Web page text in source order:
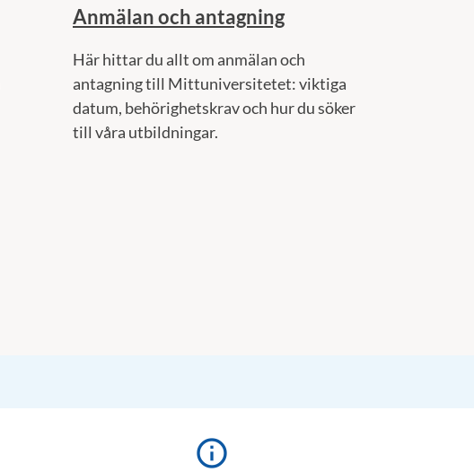
Anmälan och antagning
Här hittar du allt om anmälan och
antagning till Mittuniversitetet: viktiga
datum, behörighetskrav och hur du söker
till våra utbildningar.
info_outline